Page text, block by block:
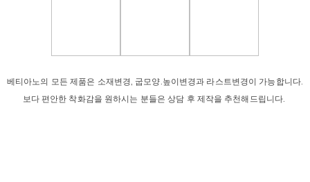
베티아노의 모든 제품은 소재변경, 굽모양.높이변경과 라스트변경이 가능합니다.
보다 편안한 착화감을 원하시는 분들은 상담 후 제작을 추천해드립니다.